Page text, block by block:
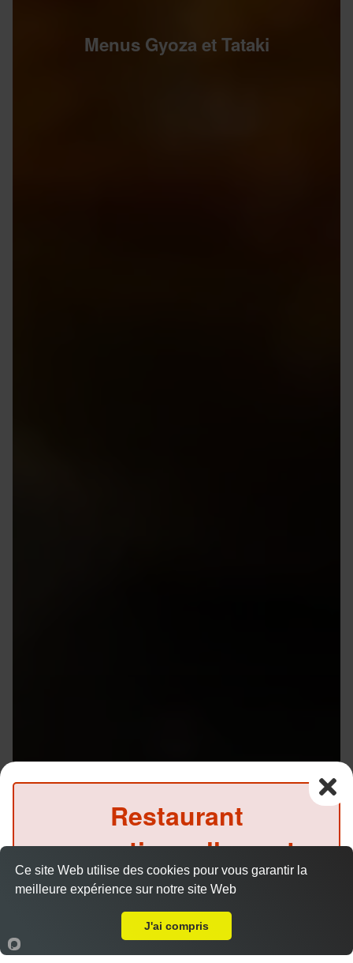
Menus Gyoza et Tataki
14.50 €
Accueil Panier Compte
Restaurant
exceptionnellement
fermé ce soir
(Précommande possible)
Ce site Web utilise des cookies pour vous garantir la
meilleure expérience sur notre site Web
J'ai compris